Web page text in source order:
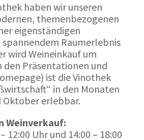
haben wir unseren
themenbezogenen
eigenständigen
Raumerlebnis
wird Weineinkauf um
den Präsentationen und
ist die Vinothek
in den Monaten
erlebbar.
Weinverkauf:
12:00 Uhr und 14:00 – 18:00